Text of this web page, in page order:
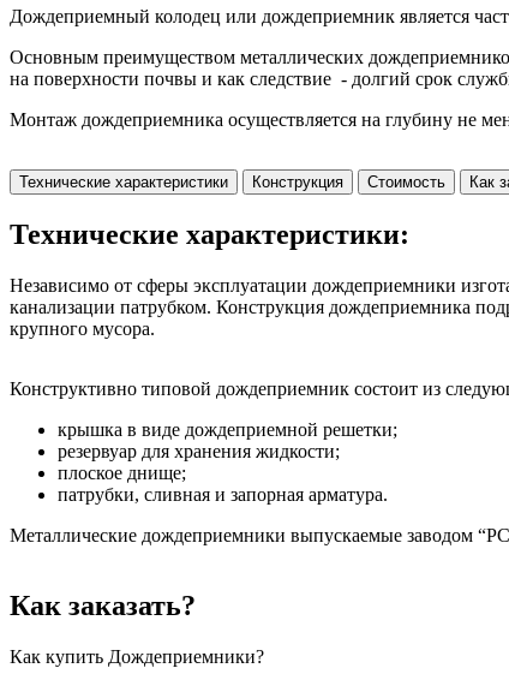
Дождеприемный колодец или дождеприемник является
Основным преимуществом металлических
на поверхности почвы и как следствие - долгий срок
Монтаж дождеприемника осуществляется на глубину не
Технические характеристики Конструкция Стоимость Как
Технические характеристики:
Независимо от сферы эксплуатации дождеприемники
канализации патрубком. Конструкция дождеприемника
крупного мусора.
Конструктивно типовой дождеприемник состоит из
крышка в виде дождеприемной решетки;
резервуар для хранения жидкости;
плоское днище;
патрубки, сливная и запорная арматура.
Металлические дождеприемники выпускаемые заводом
Как заказать?
Как купить Дождеприемники?